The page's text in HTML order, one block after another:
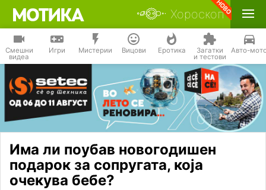
Хороскоп
Смешни
видеа
Игри Мистерии Вицови Еротика Загатки
и тестови
Авто-
Има ли поубав новогодишен
подарок за сопругата, која
очекува бебе?